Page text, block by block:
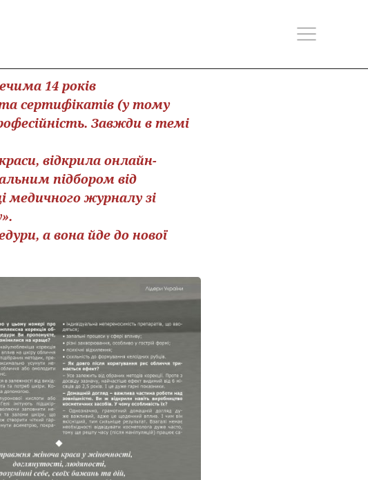
14 років
сертифікатів (у тому
Завжди в темі
відкрила онлайн-
підбором від
медичного журналу зі
а вона йде до нової